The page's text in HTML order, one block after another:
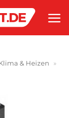
& Heizen
»